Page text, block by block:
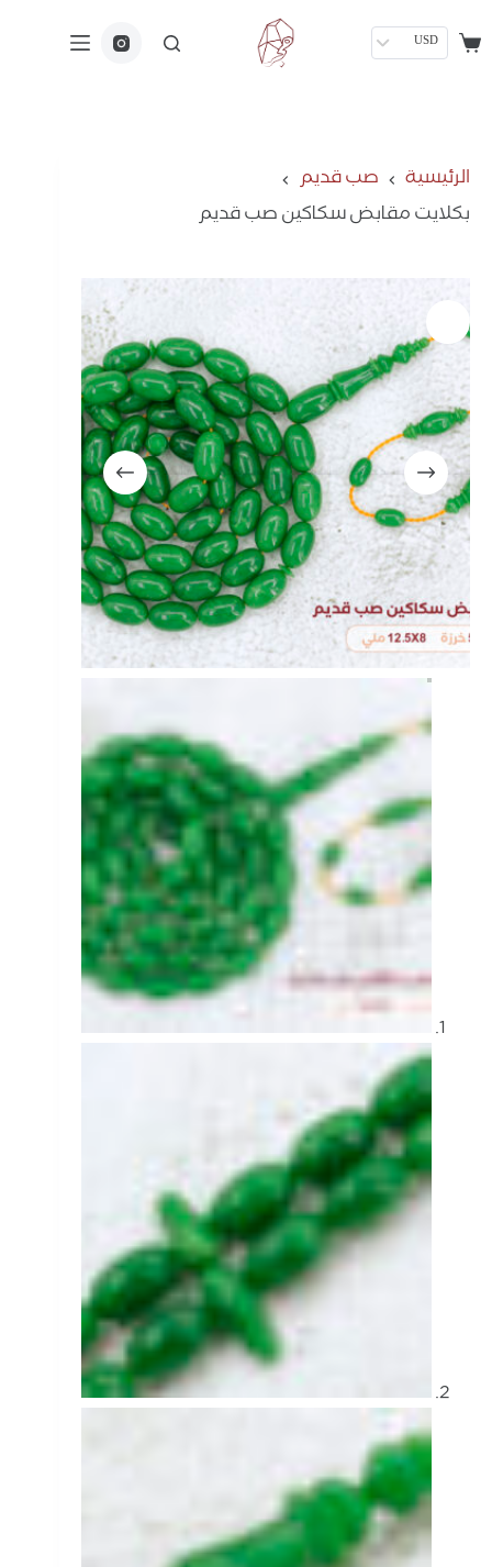
USD
الرئيسية
صب قديم
بكلايت مقابض سكاكين صب قديم